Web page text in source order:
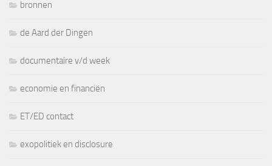
bronnen
de Aard der Dingen
documentaire v/d week
economie en financiën
ET/ED contact
exopolitiek en disclosure